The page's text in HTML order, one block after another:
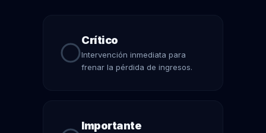
Crítico
Intervención inmediata para
frenar la pérdida de ingresos.
Importante